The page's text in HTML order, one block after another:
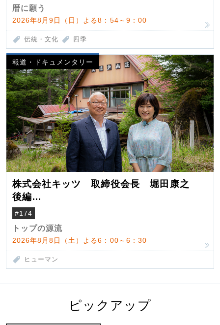
暦に願う
2026年8月9日（日）よる8：54～9：00
伝統・文化 四季
報道・ドキュメンタリー
株式会社キッツ 取締役会長 堀田康之
後編
米国駐在でも浮かんだ八ヶ岳 山小屋を営
んだ父母
#174
トップの源流
2026年8月8日（土）よる6：00～6：30
ヒューマン
ピックアップ